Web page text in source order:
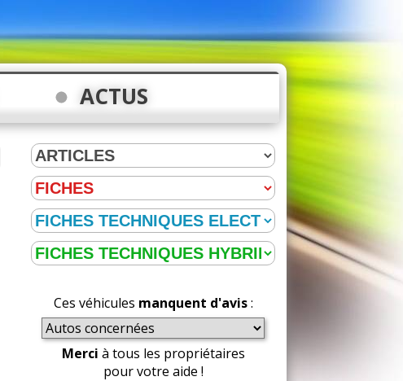
ACTUS
Ces véhicules manquent d'avis:
Merci à tous les propriétaires
pour votre aide !